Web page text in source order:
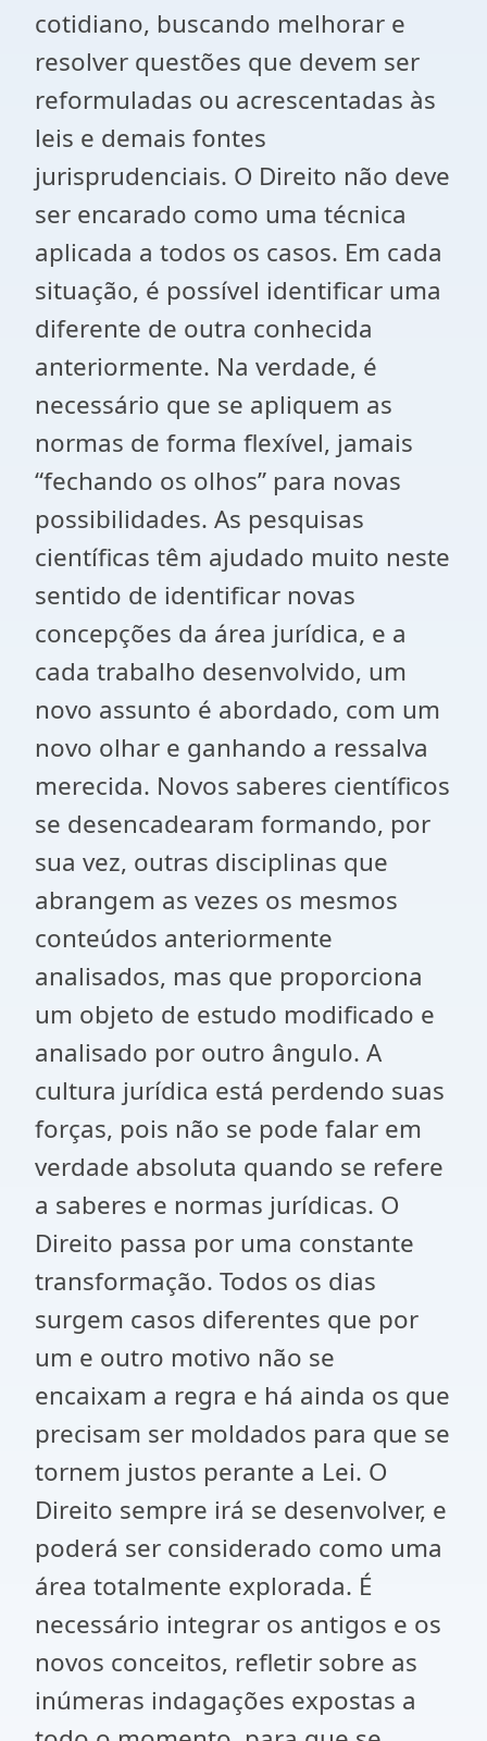
cotidiano, buscando melhorar e
resolver questões que devem ser
reformuladas ou acrescentadas às
leis e demais fontes
jurisprudenciais. O Direito não deve
ser encarado como uma técnica
aplicada a todos os casos. Em cada
situação, é possível identificar uma
diferente de outra conhecida
anteriormente. Na verdade, é
necessário que se apliquem as
normas de forma flexível, jamais
“fechando os olhos” para novas
possibilidades. As pesquisas
científicas têm ajudado muito neste
sentido de identificar novas
concepções da área jurídica, e a
cada trabalho desenvolvido, um
novo assunto é abordado, com um
novo olhar e ganhando a ressalva
merecida. Novos saberes científicos
se desencadearam formando, por
sua vez, outras disciplinas que
abrangem as vezes os mesmos
conteúdos anteriormente
analisados, mas que proporciona
um objeto de estudo modificado e
analisado por outro ângulo. A
cultura jurídica está perdendo suas
forças, pois não se pode falar em
verdade absoluta quando se refere
a saberes e normas jurídicas. O
Direito passa por uma constante
transformação. Todos os dias
surgem casos diferentes que por
um e outro motivo não se
encaixam a regra e há ainda os que
precisam ser moldados para que se
tornem justos perante a Lei. O
Direito sempre irá se desenvolver, e
poderá ser considerado como uma
área totalmente explorada. É
necessário integrar os antigos e os
novos conceitos, refletir sobre as
inúmeras indagações expostas a